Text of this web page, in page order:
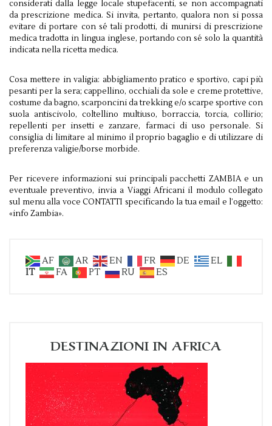
considerati dalla legge locale stupefacenti, se non accompagnati
da prescrizione medica. Si invita, pertanto, qualora non si possa
evitare di portare con sé tali prodotti, di munirsi di prescrizione
medica tradotta in lingua inglese, portando con sé solo la quantità
indicata nella ricetta medica.
Cosa mettere in valigia: abbigliamento pratico e sportivo, capi più
pesanti per la sera; cappellino, occhiali da sole e creme protettive,
costume da bagno, scarponcini da trekking e/o scarpe sportive con
suola antiscivolo, coltellino multiuso, borraccia, torcia, collirio;
repellenti per insetti e zanzare, farmaci di uso personale. Si
consiglia di limitare al minimo il proprio bagaglio e di utilizzare di
preferenza valigie/borse morbide.
Per ricevere informazioni sui principali pacchetti ZAMBIA e un
eventuale preventivo, invia a Viaggi Africani il modulo collegato
sul menu alla voce CONTATTI specificando la tua email e l’oggetto:
«info Zambia».
AF AR EN FR DE
EL
IT
FA PT RU ES
DESTINAZIONI IN AFRICA